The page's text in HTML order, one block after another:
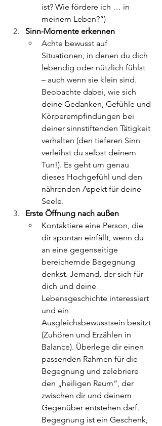
ist? Wie fördere ich … in
meinem Leben?“)
Sinn-Momente erkennen
Achte bewusst auf
Situationen, in denen du dich
lebendig oder nützlich fühlst
– auch wenn sie klein sind.
Beobachte dabei, wie sich
deine Gedanken, Gefühle und
Körperempfindungen bei
deiner sinnstiftenden Tätigkeit
verhalten (den tieferen Sinn
verleihst du selbst deinem
Tun!). Es geht um genau
dieses Hochgefühl und den
nährenden Aspekt für deine
Seele.
Erste Öffnung nach außen
Kontaktiere eine Person, die
dir spontan einfällt, wenn du
an eine gegenseitige
bereichernde Begegnung
denkst. Jemand, der sich für
dich und deine
Lebensgeschichte interessiert
und ein
Ausgleichsbewusstsein besitzt
(Zuhören und Erzählen in
Balance). Überlege dir einen
passenden Rahmen für die
Begegnung und zelebriere
den „heiligen Raum“, der
zwischen dir und deinem
Gegenüber entstehen darf.
Begegnung ist ein Geschenk,